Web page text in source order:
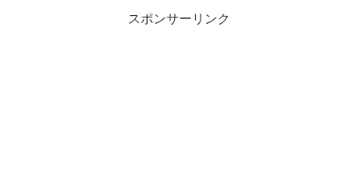
スポンサーリンク